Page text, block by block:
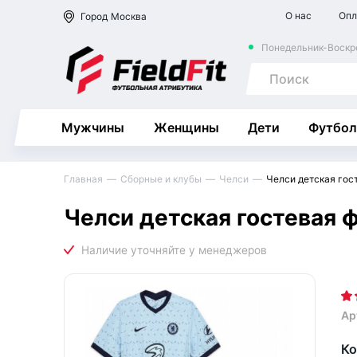
Город Москва О нас
Понедельник-
Мужчины Женщины Дети
Главная Сборные и клубы Челси Челси детская
Челси детская